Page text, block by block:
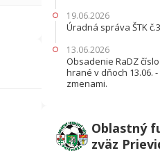
19.06.2026
Úradná správa ŠTK
13.06.2026
Obsadenie RaDZ
hrané v dňoch 13.06. -
zmenami.
Oblastný
zväz